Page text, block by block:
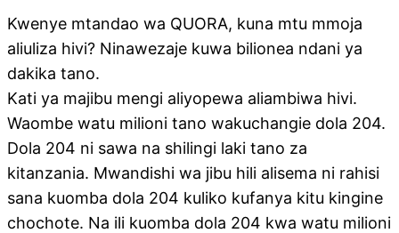
Kwenye mtandao wa QUORA, kuna mtu mmoja
aliuliza hivi? Ninawezaje kuwa bilionea ndani ya
dakika tano.
Kati ya majibu mengi aliyopewa aliambiwa hivi.
Waombe watu milioni tano wakuchangie dola 204.
Dola 204 ni sawa na shilingi laki tano za
kitanzania. Mwandishi wa jibu hili alisema ni rahisi
sana kuomba dola 204 kuliko kufanya kitu kingine
chochote. Na ili kuomba dola 204 kwa watu milioni